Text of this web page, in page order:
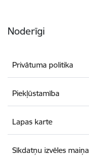
Noderīgi
Privātuma politika
Piekļūstamība
Lapas karte
Sīkdatņu izvēles maiņa